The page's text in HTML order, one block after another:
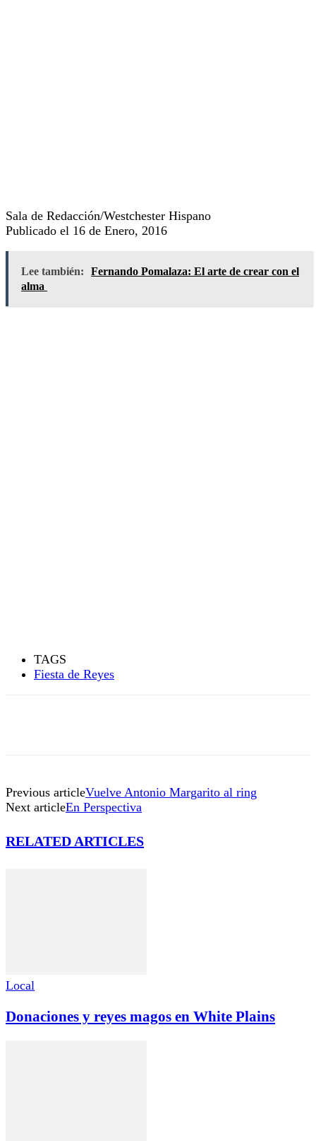
Sala de Redacción/Westchester Hispano
Publicado el 16 de Enero, 2016
Lee también:
Fernando Pomalaza: El arte de crear con el
alma
TAGS
Fiesta de Reyes
Previous articleVuelve Antonio Margarito al ring
Next articleEn Perspectiva
RELATED ARTICLES
Local
Donaciones y reyes magos en White Plains